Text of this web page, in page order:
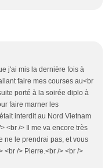
j'ai mis la dernière fois à
faire mes courses au<br
porté à la soirée diplo à
faire marner les
interdit au Nord Vietnam
<br /> Il me va encore très
ne le prendrai pas, et vous
<br /> Pierre.<br /> <br />